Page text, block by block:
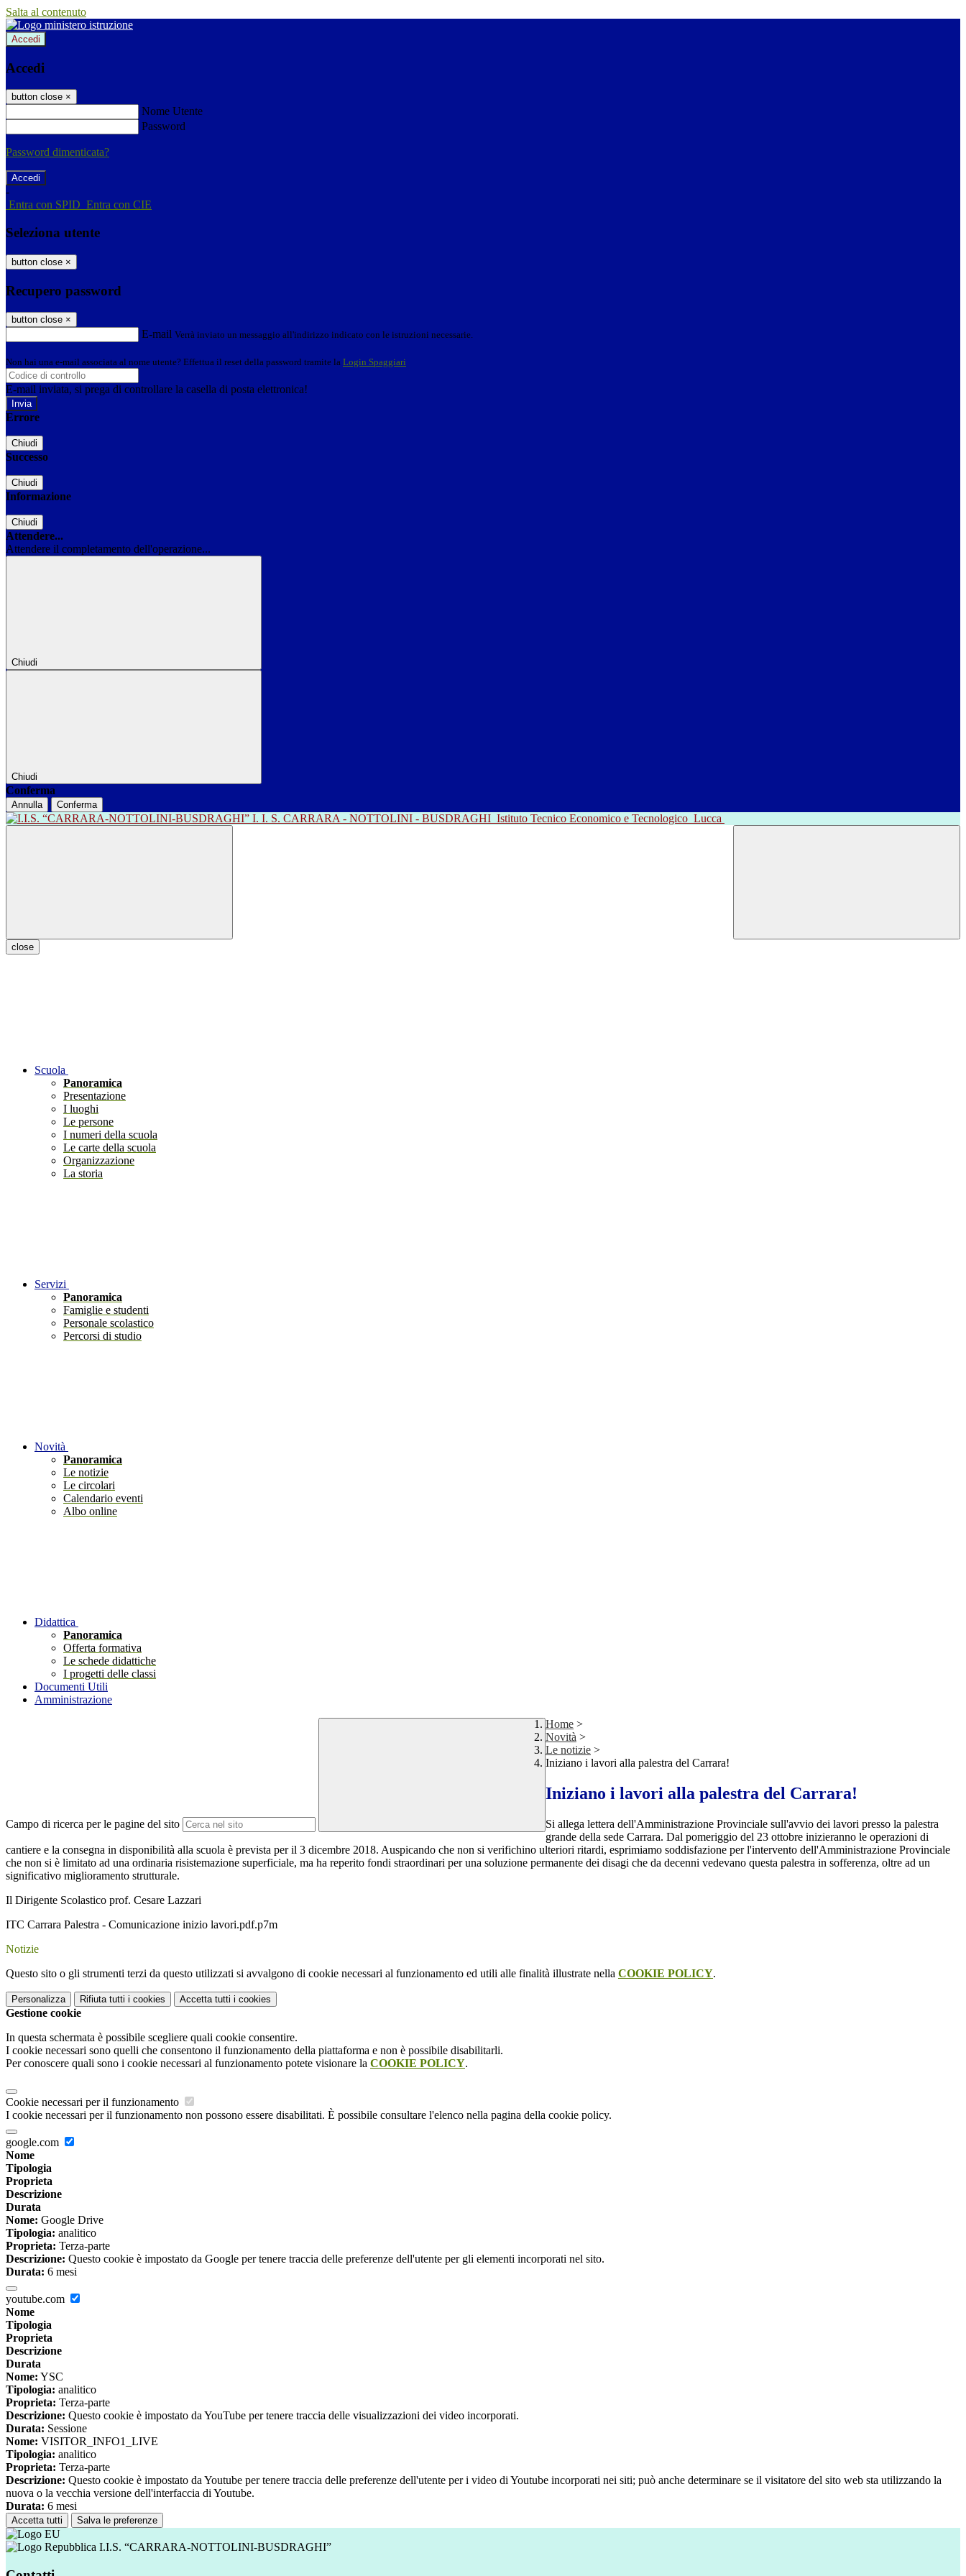
Salta al contenuto
Accedi
Accedi
button close ×
Nome Utente
Password
Password dimenticata?
-
Entra con SPID Entra con CIE
Seleziona utente
button close ×
Recupero password
button close ×
E-mail Verrà inviato un messaggio all'indirizzo indicato con le istruzioni necessarie.
Non hai una e-mail associata al nome utente? Effettua il reset della password tramite la Login Spaggiari
E-mail inviata, si prega di controllare la casella di posta elettronica!
Errore
Chiudi
Successo
Chiudi
Informazione
Chiudi
Attendere...
Attendere il completamento dell'operazione...
Chiudi
Chiudi
Conferma
Annulla Conferma
I. I. S. CARRARA - NOTTOLINI - BUSDRAGHI Istituto Tecnico Economico e Tecnologico Lucca
close
Scuola
Panoramica
Presentazione
I luoghi
Le persone
I numeri della scuola
Le carte della scuola
Organizzazione
La storia
Servizi
Panoramica
Famiglie e studenti
Personale scolastico
Percorsi di studio
Novità
Panoramica
Le notizie
Le circolari
Calendario eventi
Albo online
Didattica
Panoramica
Offerta formativa
Le schede didattiche
I progetti delle classi
Documenti Utili
Amministrazione
Campo di ricerca per le pagine del sito
Home >
Novità >
Le notizie >
Iniziano i lavori alla palestra del Carrara!
Iniziano i lavori alla palestra del Carrara!
Si allega lettera dell'Amministrazione Provinciale sull'avvio dei lavori presso la palestra
grande della sede Carrara. Dal pomeriggio del 23 ottobre inizieranno le operazioni di
cantiere e la consegna in disponibilità alla scuola è prevista per il 3 dicembre 2018. Auspicando che non si verifichino ulteriori ritardi, esprimiamo soddisfazione per l'intervento dell'Amministrazione Provinciale
che non si è limitato ad una ordinaria risistemazione superficiale, ma ha reperito fondi straordinari per una soluzione permanente dei disagi che da decenni vedevano questa palestra in sofferenza, oltre ad un
significativo miglioramento strutturale.
Il Dirigente Scolastico prof. Cesare Lazzari
ITC Carrara Palestra - Comunicazione inizio lavori.pdf.p7m
Notizie
Questo sito o gli strumenti terzi da questo utilizzati si avvalgono di cookie necessari al funzionamento ed utili alle finalità illustrate nella COOKIE POLICY.
Personalizza Rifiuta tutti i cookies Accetta tutti i cookies
Gestione cookie
In questa schermata è possibile scegliere quali cookie consentire.
I cookie necessari sono quelli che consentono il funzionamento della piattaforma e non è possibile disabilitarli.
Per conoscere quali sono i cookie necessari al funzionamento potete visionare la COOKIE POLICY.
Cookie necessari per il funzionamento
I cookie necessari per il funzionamento non possono essere disabilitati. È possibile consultare l'elenco nella pagina della cookie policy.
google.com
Nome
Tipologia
Proprieta
Descrizione
Durata
Nome: Google Drive
Tipologia: analitico
Proprieta: Terza-parte
Descrizione: Questo cookie è impostato da Google per tenere traccia delle preferenze dell'utente per gli elementi incorporati nel sito.
Durata: 6 mesi
youtube.com
Nome
Tipologia
Proprieta
Descrizione
Durata
Nome: YSC
Tipologia: analitico
Proprieta: Terza-parte
Descrizione: Questo cookie è impostato da YouTube per tenere traccia delle visualizzazioni dei video incorporati.
Durata: Sessione
Nome: VISITOR_INFO1_LIVE
Tipologia: analitico
Proprieta: Terza-parte
Descrizione: Questo cookie è impostato da Youtube per tenere traccia delle preferenze dell'utente per i video di Youtube incorporati nei siti; può anche determinare se il visitatore del sito web sta utilizzando la
nuova o la vecchia versione dell'interfaccia di Youtube.
Durata: 6 mesi
Accetta tutti Salva le preferenze
I.I.S. “CARRARA-NOTTOLINI-BUSDRAGHI”